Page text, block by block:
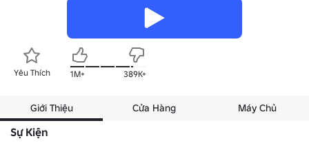
Yêu Thích 1M+ 389K+
Giới Thiệu Cửa Hàng Máy Chủ
Sự Kiện